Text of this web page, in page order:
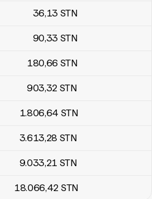
36,13 STN
90,33 STN
180,66 STN
903,32 STN
1.806,64 STN
3.613,28 STN
9.033,21 STN
18.066,42 STN